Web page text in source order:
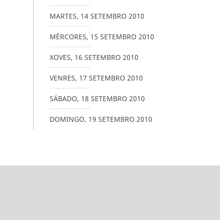
MARTES, 14 SETEMBRO 2010
MÉRCORES, 15 SETEMBRO 2010
XOVES, 16 SETEMBRO 2010
VENRES, 17 SETEMBRO 2010
SÁBADO, 18 SETEMBRO 2010
DOMINGO, 19 SETEMBRO 2010